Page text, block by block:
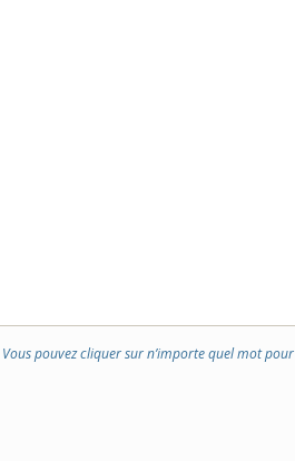
Vous pouvez cliquer sur n’importe quel mot